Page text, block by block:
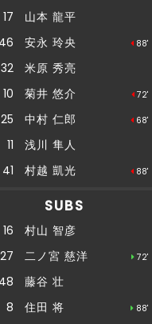
７二ノ宮ＩＮ
藤岡ＩＮ
イヨンジェＩＮ
アの外からシュートを放
17
山本 龍平
46 安永 玲央 88'
32
米原 秀亮
10 菊井 悠介 72'
25 中村 仁郎 68'
11
浅川 隼人
41 村越 凱光 88'
SUBS
16
村山 智彦
27 二ノ宮 慈洋 72'
48
藤谷 壮
8 住田 将 88'